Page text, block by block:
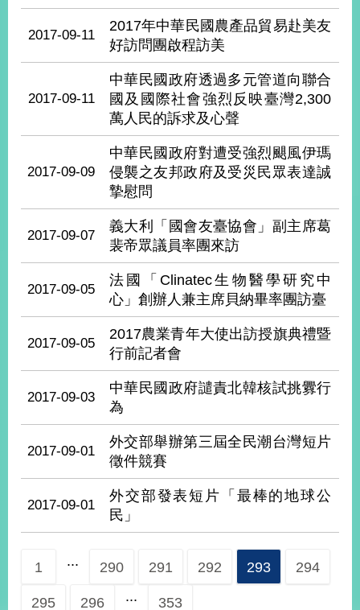
交
訊
國
與
區
國
傳
政
訊
服
本
2017-09-11
2017年中華民國農產品貿易赴美友
好訪問團啟程訪美
2017-09-11
中華民國政府透過多元管道向聯合
國及國際社會強烈反映臺灣2,300
萬人民的訴求及心聲
2017-09-09
中華民國政府對遭受強烈颶風伊瑪
侵襲之友邦政府及受災民眾表達誠
摯慰問
2017-09-07
義大利「國會友臺協會」副主席葛
裴帝眾議員率團來訪
2017-09-05
法國「Clinatec生物醫學研究中
心」創辦人兼主席貝納畢率團訪臺
2017-09-05
2017農業青年大使出訪授旗典禮暨
行前記者會
2017-09-03
中華民國政府譴責北韓核試挑釁行
為
2017-09-01
外交部舉辦第三屆全民潮台灣短片
徵件競賽
2017-09-01
外交部發表短片「最棒的地球公
民」
1 ... 290 291 292 293 294
295 296 ... 353